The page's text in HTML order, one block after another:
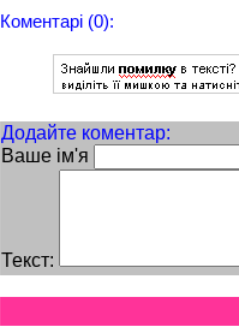
Коментарі (0):
Додайте коментар:
Ваше ім'я
Текст: